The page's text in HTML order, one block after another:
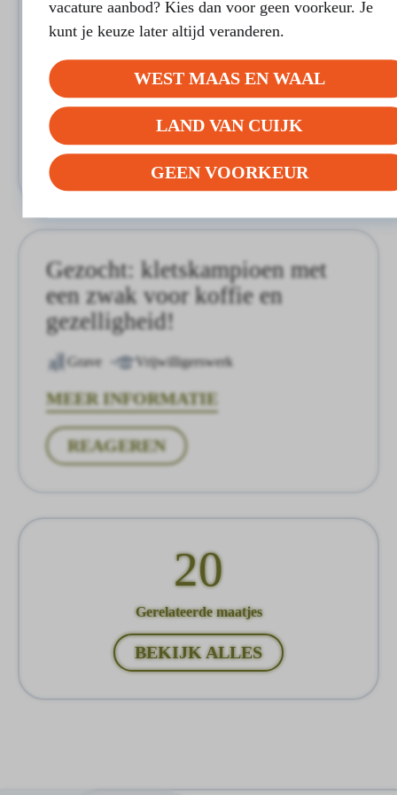
Samen genieten van de kleine
dingen
Vrijwilligerswerk
MEER INFORMATIE
REAGEREN
Gezocht: kletskampioen met
een zwak voor koffie en
gezelligheid!
Grave Vrijwilligerswerk
MEER INFORMATIE
REAGEREN
20
Gerelateerde maatjes
BEKIJK ALLES
vacature aanbod? Kies dan voor geen voorkeur. Je
kunt je keuze later altijd veranderen.
WEST MAAS EN WAAL
LAND VAN CUIJK
GEEN VOORKEUR